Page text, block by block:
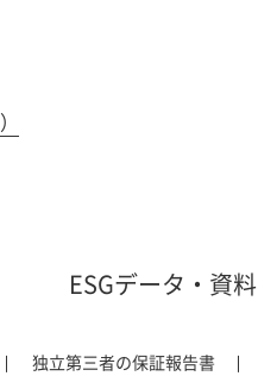
ESGデータ・資料
独立第三者の保証報告書